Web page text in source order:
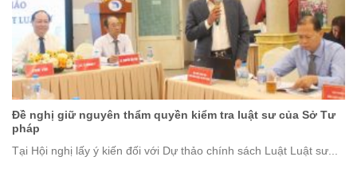
Đề nghị giữ nguyên thẩm quyền kiểm tra luật sư của Sở Tư
pháp
Tại Hội nghị lấy ý kiến đối với Dự thảo chính sách Luật Luật sư...